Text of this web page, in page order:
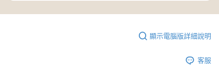
顯示電腦版詳細說明
客服